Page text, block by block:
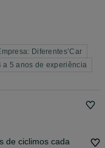
Diferentes’Car
a 5 anos de experiência
de ciclimos cada